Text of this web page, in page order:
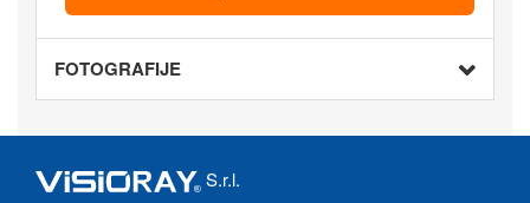
FOTOGRAFIJE
S.r.l.